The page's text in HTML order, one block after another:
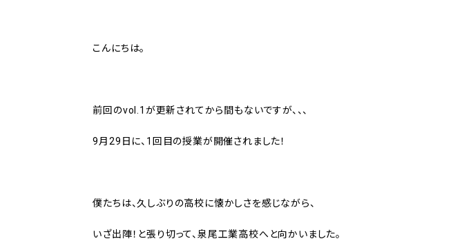
こんにちは。
前回のvol.1が更新されてから間もないですが、、、
9月29日に、1回目の授業が開催されました！
僕たちは、久しぶりの高校に懐かしさを感じながら、
いざ出陣！と張り切って、泉尾工業高校へと向かいました。